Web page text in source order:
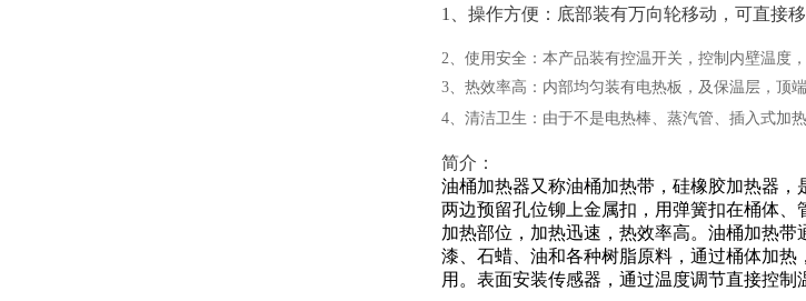
1、操作方便：底部装有万向轮移动，可直接
2、使用安全：本产品装有控温开关，控制内壁温度
3、热效率高：内部均匀装有电热板，及保温层，顶
4、清洁卫生：由于不是电热棒、蒸汽管、插入式加
简介：
油桶加热器又称油桶加热带，硅橡胶加热器
两边预留孔位铆上金属扣，用弹簧扣在桶体
加热部位，加热迅速，热效率高。油桶加热
漆、石蜡、油和各种树脂原料，通过桶体加
用。表面安装传感器，通过温度调节直接控制